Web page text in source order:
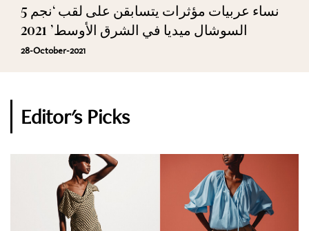
5 نساء عربيات مؤثرات يتسابقن على لقب ‘نجم
السوشال ميديا في الشرق الأوسط’ 2021
28-October-2021
Editor's Picks